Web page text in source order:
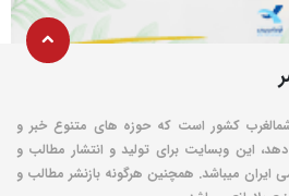
شمالغرب کشور است که حوزه های متنوع خبر و
این وبسایت برای تولید و انتشار مطالب و
ایران میباشد. همچنین هرگونه بازنشر مطالب و